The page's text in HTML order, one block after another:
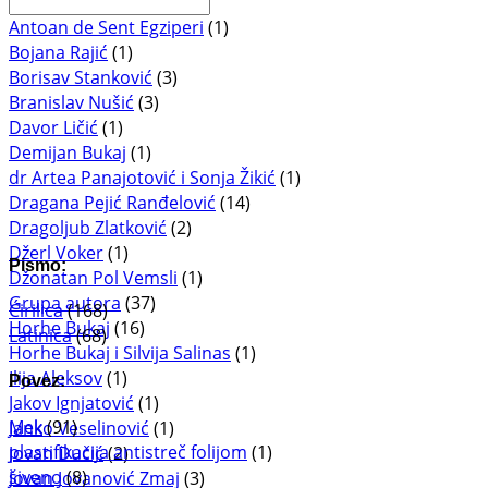
Antoan de Sent Egziperi (1)
Bojana Rajić (1)
Borisav Stanković (3)
Branislav Nušić (3)
Davor Ličić (1)
Demijan Bukaj (1)
dr Artea Panajotović i Sonja Žikić (1)
Dragana Pejić Ranđelović (14)
Dragoljub Zlatković (2)
Džerl Voker(1)
Džonatan Pol Vemsli (1)
Grupa autora (37)
Horhe Bukaj (16)
Horhe Bukaj i Silvija Salinas (1)
Ilija Aleksov(1)
Jakov Ignjatović (1)
Janko Veselinović (1)
Jovan Dučić(2)
Jovan Jovanović Zmaj (3)
Pismo:
Ćirilica(168)
Latinica(68)
Povez:
Mek(91)
plastifikacija antistreč folijom (1)
šiveno (8)